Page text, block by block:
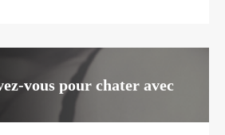
vous pour chater avec